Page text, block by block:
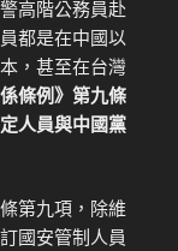
高階公務員赴
都是在中國以
，甚至在台灣
條例》第九條
人員與中國黨
第九項，除維
國安管制人員